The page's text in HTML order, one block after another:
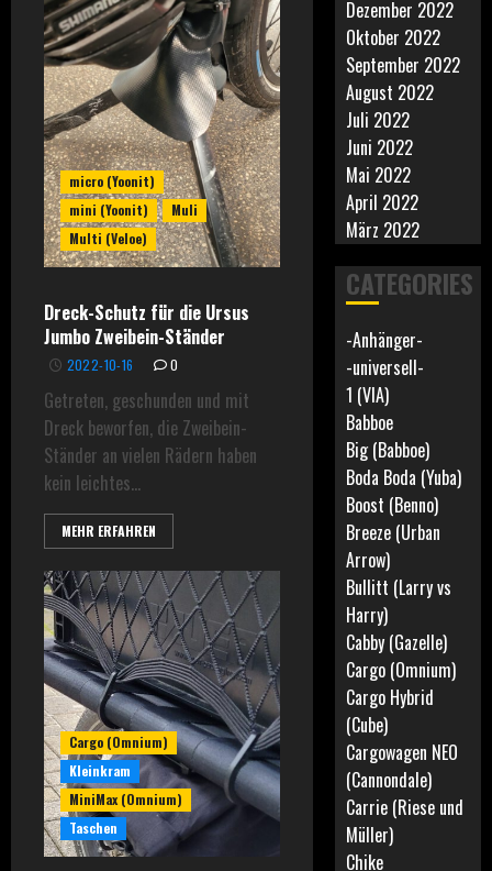
micro (Yoonit)
mini (Yoonit)
Muli
Multi (Veloe)
Dreck-Schutz für die Ursus
Jumbo Zweibein-Ständer
2022-10-16 0
Getreten, geschunden und mit
Dreck beworfen, die Zweibein-
Ständer an vielen Rädern haben
kein leichtes...
MEHR ERFAHREN
Cargo (Omnium)
Kleinkram
MiniMax (Omnium)
Taschen
Dezember 2022
Oktober 2022
September 2022
August 2022
Juli 2022
Juni 2022
Mai 2022
April 2022
März 2022
CATEGORIES
-Anhänger-
-universell-
1 (VIA)
Babboe
Big (Babboe)
Boda Boda (Yuba)
Boost (Benno)
Breeze (Urban
Arrow)
Bullitt (Larry vs
Harry)
Cabby (Gazelle)
Cargo (Omnium)
Cargo Hybrid
(Cube)
Cargowagen NEO
(Cannondale)
Carrie (Riese und
Müller)
Chike